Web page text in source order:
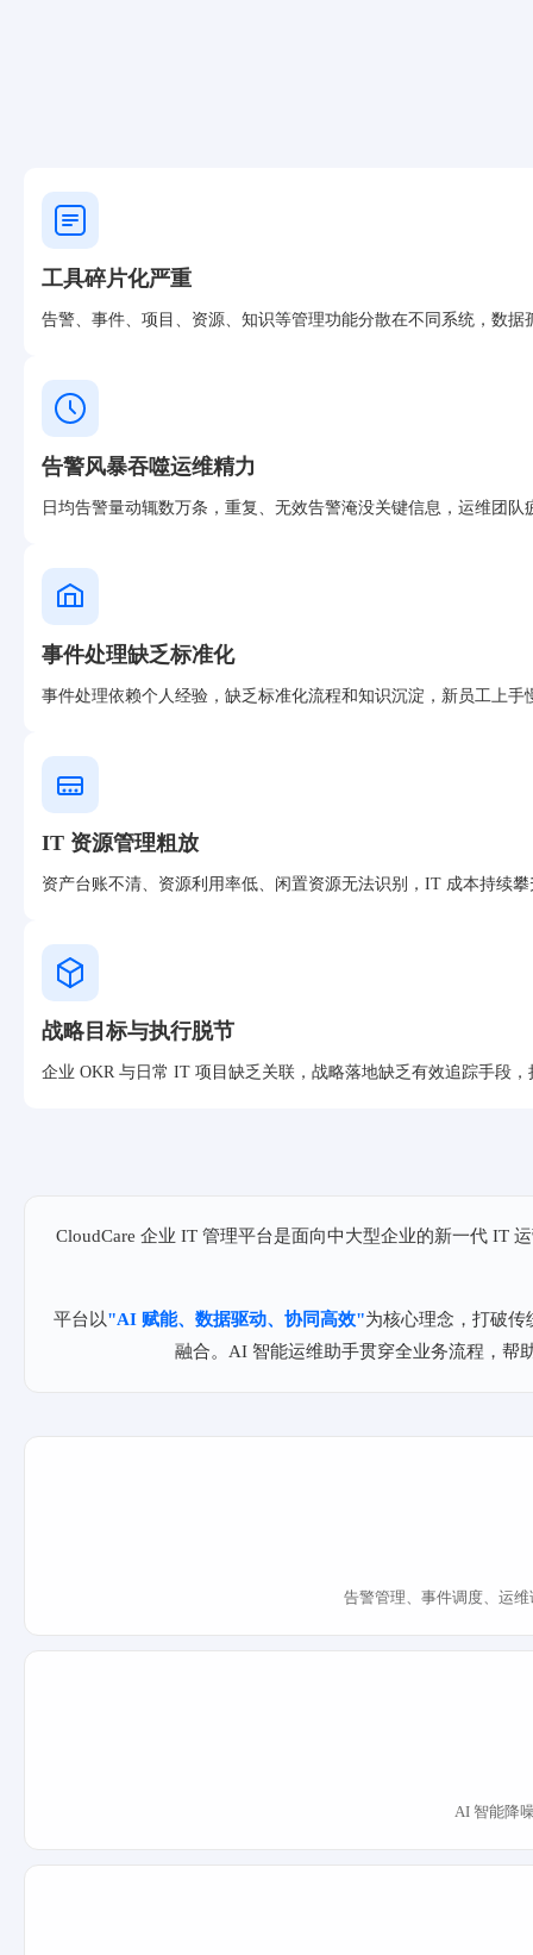
工具碎片化严重
告警、事件、项目、资源、知识等管理功能分散在不同系统，数
告警风暴吞噬运维精力
日均告警量动辄数万条，重复、无效告警淹没关键信息，运维团
事件处理缺乏标准化
事件处理依赖个人经验，缺乏标准化流程和知识沉淀，新员工上手
IT 资源管理粗放
资产台账不清、资源利用率低、闲置资源无法识别，IT 成本持续
战略目标与执行脱节
企业 OKR 与日常 IT 项目缺乏关联，战略落地缺乏有效追踪手段
CloudCare 企业 IT 管理平台是面向中大型企业的新一代 IT
平台以"AI 赋能、数据驱动、协同高效"为核心理念，打破
融合。AI 智能运维助手贯穿全业务流程，帮
告警管理、事件调度、运
AI 智能降